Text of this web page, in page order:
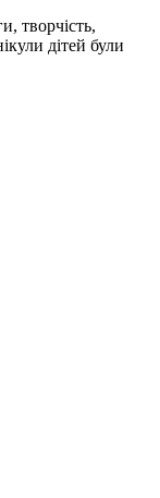
творчість,
дітей були